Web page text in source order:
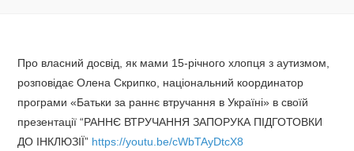
Про власний досвід, як мами 15-річного хлопця з аутизмом,
розповідає Олена Скрипко, національний координатор
програми «Батьки за раннє втручання в Україні» в своїй
презентації “РАННЄ ВТРУЧАННЯ ЗАПОРУКА ПІДГОТОВКИ
ДО ІНКЛЮЗІЇ” https://youtu.be/cWbTAyDtcX8